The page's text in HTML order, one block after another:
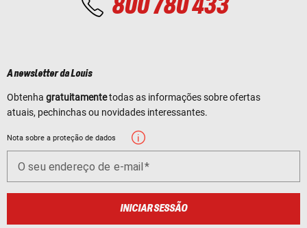
800 780 433
A newsletter da Louis
Obtenha gratuitamentetodas as informações sobre ofertas
atuais, pechinchas ou novidades interessantes.
Nota sobre a proteção de dados
O seu endereço de e-mail
INICIAR SESSÃO